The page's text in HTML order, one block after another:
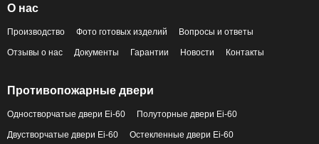
О нас
Производство Фото готовых изделий Вопросы и ответы
Отзывы о нас Документы Гарантии Новости Контакты
Противопожарные двери
Одностворчатые двери Ei-60 Полуторные двери Ei-60
Двустворчатые двери Ei-60 Остекленные двери Ei-60